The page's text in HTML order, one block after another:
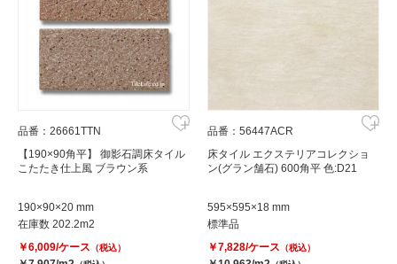
品番：26661TTN
【190×90角平】 御影石調床タイル
こたたき仕上風 ブラウン系
190×90×20 mm
在庫数 202.2m2
￥6,009/ケース （税込）
品番：56447ACR
床タイル エクステリアコレクショ
ン(グラン舗石) 600角平 色:D21
595×595×18 mm
標準品
￥7,828/ケース （税込）